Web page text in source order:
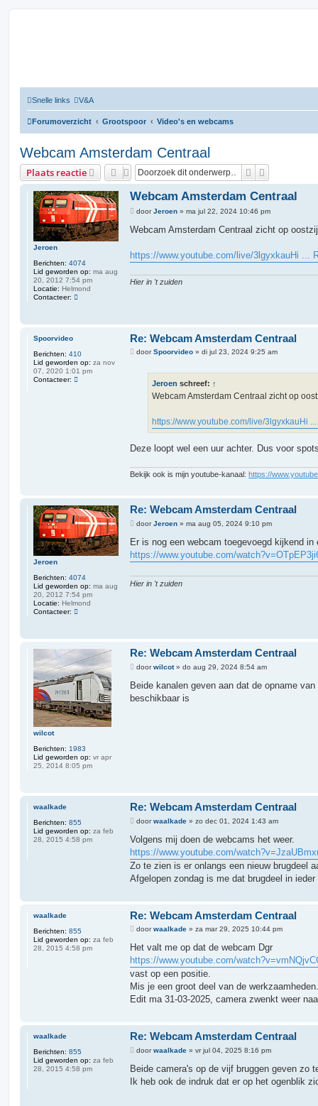
Snelle links V&A
Forumoverzicht Grootspoor Video's en webcams
Webcam Amsterdam Centraal
Plaats reactie Zoek
Jeroen
Berichten: 4074
Lid geworden op: ma aug
20, 2012 7:54 pm
Locatie: Helmond
Contacteer:
e
e
r
Webcam Amsterdam Centraal
B
r
h
t
doorJeroen »ma jul 22, 2024 10:46 pm
Webcam Amsterdam Centraal zicht op
https://www.youtube.com/live/3lgyxkauHi ...
Hier in 't zuiden
Spoorvideo
Berichten: 410
Lid geworden op: za nov
07, 2020 1:01 pm
Contacteer:
r
v
i
d
e
o
Re: Webcam Amsterdam Centraal
BdoorSpoorvideo »di jul 23, 2024 9:25 am
Jeroen schreef: ↑
Webcam Amsterdam Centraal zicht op
https://www.youtube.com/live/3lgyxkauHi
Deze loopt wel een uur achter. Dus voor
Bekijk ook is mijn youtube-kanaal: https://
Jeroen
Berichten: 4074
Lid geworden op: ma aug
20, 2012 7:54 pm
Locatie: Helmond
Contacteer:
t
e
e
r
e
r
o
Re: Webcam Amsterdam Centraal
B
r
c
doorJeroen »ma aug 05, 2024 9:10 pm
Er is nog een webcam toegevoegd kijkend
https://www.youtube.com/
Hier in 't zuiden
wilcot
Berichten: 1983
Lid geworden op: vr apr
25, 2014 8:05 pm
Re: Webcam Amsterdam Centraal
B
r
c
doorwilcot»do aug 29, 2024 8:54 am
Beide kanalen geven aan dat de opname
beschikbaar is
waalkade
Berichten: 855
Lid geworden op: za feb
28, 2015 4:58 pm
Re: Webcam Amsterdam Centraal
B
r
c
h
t
doorwaalkade »zo dec 01, 2024 1:43 am
Volgens mij doen de webcams het weer.
https://www.youtube.com/
Zo te zien is er onlangs een nieuw brugdeel
Afgelopen zondag is me dat brugdeel in
waalkade
Berichten: 855
Lid geworden op: za feb
28, 2015 4:58 pm
Re: Webcam Amsterdam Centraal
B
r
c
h
doorwaalkade »za mar 29, 2025 10:44 pm
Het valt me op dat de webcam Dgr
https://www.youtube.com/
vast op een positie.
Mis je een groot deel van de
Edit ma 31-03-2025, camera zwenkt weer
waalkade
Berichten: 855
Lid geworden op: za feb
28, 2015 4:58 pm
Re: Webcam Amsterdam Centraal
B
r
c
doorwaalkade »vr jul 04, 2025 8:16 pm
Beide camera's op de vijf bruggen geven zo
Ik heb ook de indruk dat er op het ogenblik